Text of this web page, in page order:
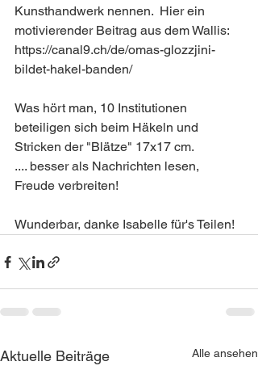
Kunsthandwerk nennen.  Hier ein
motivierender Beitrag aus dem Wallis:
https://canal9.ch/de/omas-glozzjini-
bildet-hakel-banden/
Was hört man, 10 Institutionen
beteiligen sich beim Häkeln und
Stricken der "Blätze" 17x17 cm.
.... besser als Nachrichten lesen,
Freude verbreiten!
Wunderbar, danke Isabelle für's Teilen!
Aktuelle Beiträge Alle ansehen